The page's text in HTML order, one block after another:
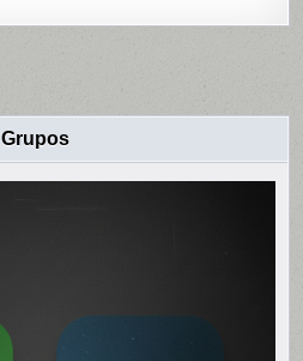
Grupos